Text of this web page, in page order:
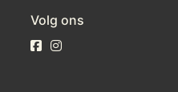
Volg ons